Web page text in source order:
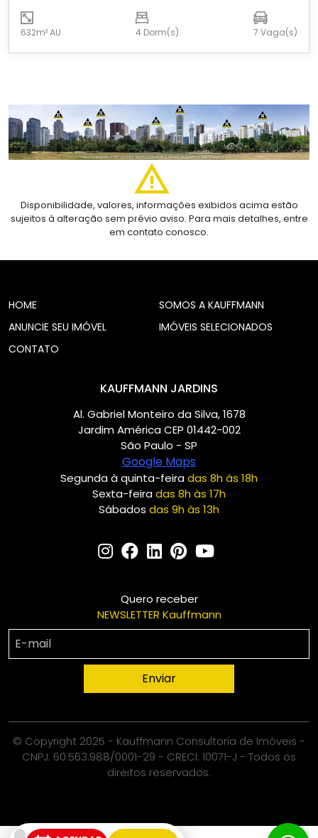
632m² AU 4 Dorm(s) 7 Vaga(s)
Disponibilidade, valores, informações exibidos acima estão
sujeitos à alteração sem prévio aviso. Para mais detalhes, entre
em contato conosco.
HOME
SOMOS A KAUFFMANN
ANUNCIE SEU IMÓVEL
IMÓVEIS SELECIONADOS
CONTATO
KAUFFMANN JARDINS
Al. Gabriel Monteiro da Silva, 1678
Jardim América CEP 01442-002
São Paulo - SP
Google Maps
Segunda à quinta-feiradas 8h às 18h
Sexta-feiradas 8h às 17h
Sábados das 9h às 13h
Quero receber
NEWSLETTER Kauffmann
Enviar
© Copyright 2025 - Kauffmann Consultoria de Imóveis -
CNPJ: 60.563.988/0001-29 - CRECI: 10071-J - Todos os
direitos reservados.